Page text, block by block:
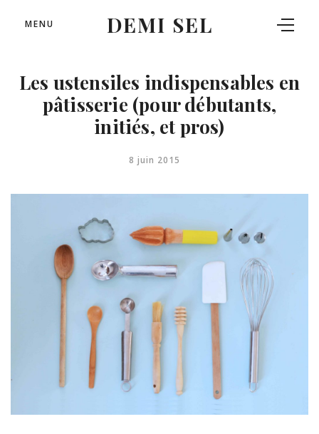
DEMI SEL
MENU
Les ustensiles indispensables en
pâtisserie (pour débutants,
initiés, et pros)
8 juin 2015